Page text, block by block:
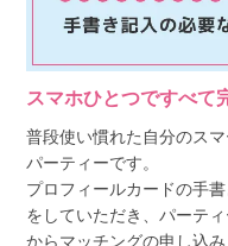
スマホひとつですべて
普段使い慣れた自分のス
パーティーです。
プロフィールカードの手
をしていただき、パーテ
からマッチングの申し込